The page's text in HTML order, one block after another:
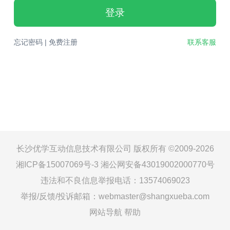
登录
忘记密码| 免费注册 联系客服
长沙优学互动信息技术有限公司 版权所有 ©2009-2026
湘ICP备15007069号-3 湘公网安备43019002000770号
违法和不良信息举报电话：13574069023
举报/反馈/投诉邮箱：webmaster@shangxueba.com
网站导航 帮助